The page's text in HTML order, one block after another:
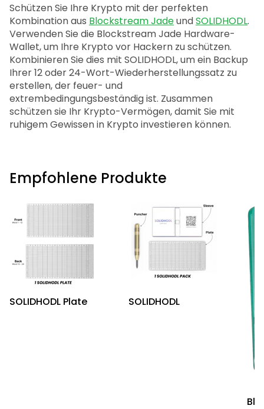
Schützen Sie Ihre Krypto mit der perfekten
Kombination aus Blockstream JadeundSOLIDHODL.
Verwenden Sie die Blockstream Jade Hardware-
Wallet, um Ihre Krypto vor Hackern zu schützen.
Kombinieren Sie dies mit SOLIDHODL, um ein Backup
Ihrer 12 oder 24-Wort-Wiederherstellungssatz zu
erstellen, der feuer- und
extrembedingungsbeständig ist. Zusammen
schützen sie Ihr Krypto-Vermögen, damit Sie mit
ruhigem Gewissen in Krypto investieren können.
Empfohlene Produkte
SOLIDHODL Plate SOLIDHODL